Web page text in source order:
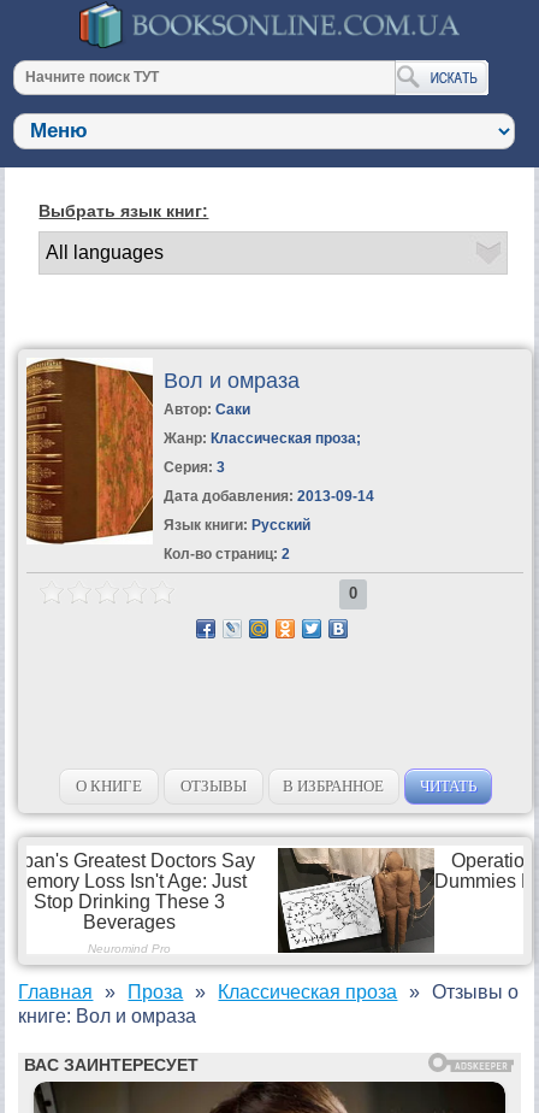
Выбрать язык книг:
Вол и омраза
Автор: Саки
Жанр: Классическая проза;
Серия: 3
Дата добавления: 2013-09-14
Язык книги: Русский
Кол-во страниц: 2
0
О КНИГЕ ОТЗЫВЫ В ИЗБРАННОЕ ЧИТАТЬ
Главная Проза Классическая проза
Отзывы о
книге: Вол и омраза